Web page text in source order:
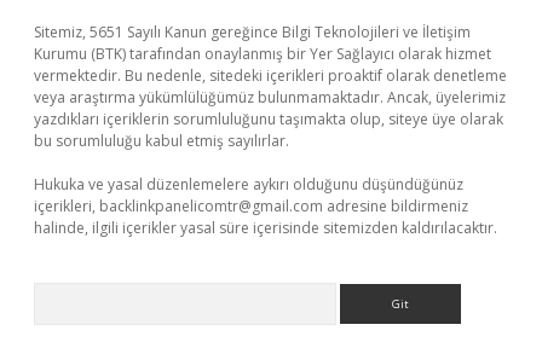
Sitemiz, 5651 Sayılı Kanun gereğince Bilgi Teknolojileri ve İletişim
Kurumu (BTK) tarafından onaylanmış bir Yer Sağlayıcı olarak hizmet
vermektedir. Bu nedenle, sitedeki içerikleri proaktif olarak denetleme
veya araştırma yükümlülüğümüz bulunmamaktadır. Ancak, üyelerimiz
yazdıkları içeriklerin sorumluluğunu taşımakta olup, siteye üye olarak
bu sorumluluğu kabul etmiş sayılırlar.
Hukuka ve yasal düzenlemelere aykırı olduğunu düşündüğünüz
içerikleri, backlinkpanelicomtr@gmail.com adresine bildirmeniz
halinde, ilgili içerikler yasal süre içerisinde sitemizden kaldırılacaktır.